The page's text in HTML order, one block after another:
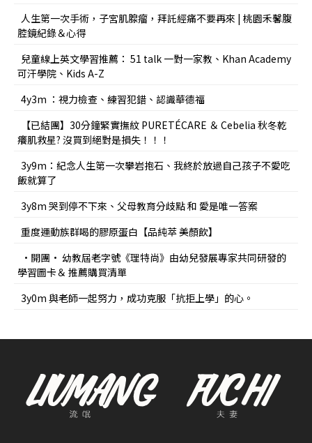
人生第一次手術，子宮肌腺瘤，拜託經痛不要再來 | 桃園禾馨腹
腔鏡紀錄＆心得
兒童線上英文學習推薦： 51 talk 一對一家教、Khan Academy
可汗學院、Kids A-Z
4y3m ：視力檢查、練習犯錯、認識華德福
【已結團】30分鐘緊實撫紋 PURETÉCARE ＆ Cebelia 秋冬乾
癢肌救星? 沒買到絕對是損失！！！
3y9m：紀念人生第一次攀岩抱石、我終於放過自己孩子不愛吃
飯就算了
3y8m 哭到停不下來、父母教育分歧點 和 愛是唯一答案
重度運動族群喝的膠原蛋白【品純萃 美顏飲】
•開團• 幼教屆老字號《理特尚》由幼兒發展專家共同研發的
學習圖卡＆ 推薦購買清單
3y0m 與老師一起努力，成功克服「抗拒上學」的心。